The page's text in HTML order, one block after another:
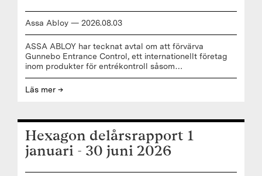
Assa Abloy — 2026.08.03
ASSA ABLOY har tecknat avtal om att förvärva
Gunnebo Entrance Control, ett internationellt företag
inom produkter för entrékontroll såsom
höghastighetsgrindar, grindar för kollektivtrafik och
säkerhetskaruselldörrar. ”Jag ser fram emot att
kärnverksamhet”, säger Nico Delvaux, VD och
koncernchef ASSA ABLOY. “Gunnebo Entrance
Controls väletablerade produktportfölj
Läs mer →
Hexagon delårsrapport 1
januari - 30 juni 2026